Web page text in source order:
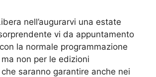
nell’augurarvi una estate
vi da appuntamento
la normale programmazione
non per le edizioni
saranno garantire anche nei